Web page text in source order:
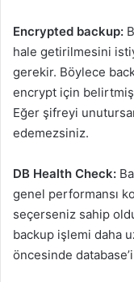
Encrypted backup:
hale getirilmesini
gerekir. Böylece
encrypt için
Eğer şifreyi
edemezsiniz.
DB Health Check:
genel performansı
seçerseniz sahip
backup işlemi daha
öncesinde